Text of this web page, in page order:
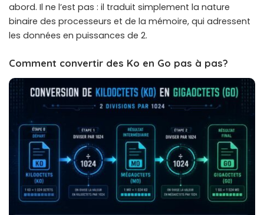
abord. Il ne l’est pas : il traduit simplement la nature
binaire des processeurs et de la mémoire, qui adressent
les données en puissances de 2.
Comment convertir des Ko en Go pas à pas?